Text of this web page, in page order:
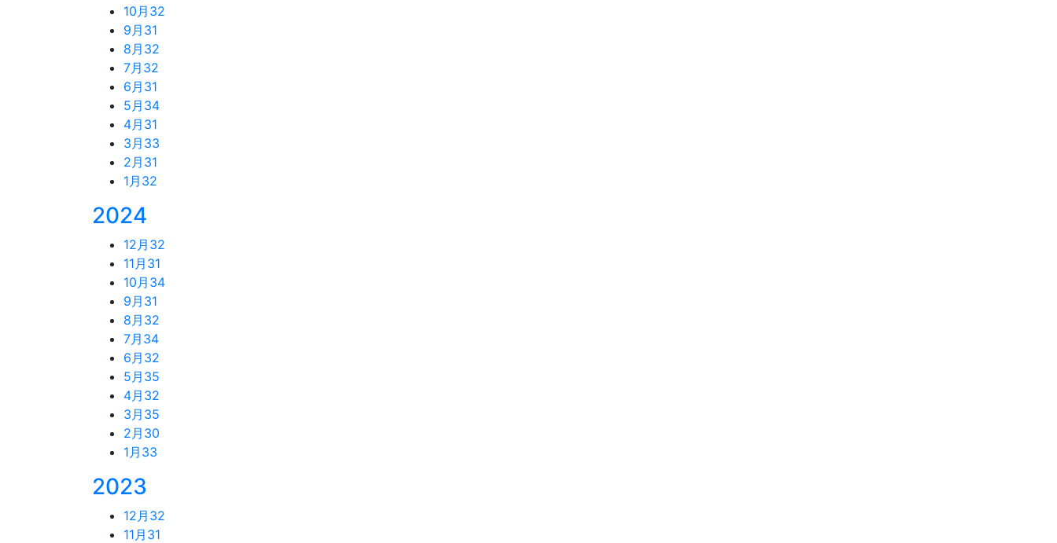
10月 32
9月 31
8月 32
7月 32
6月 31
5月 34
4月 31
3月 33
2月 31
1月 32
2024
12月 32
11月 31
10月 34
9月 31
8月 32
7月 34
6月 32
5月 35
4月 32
3月 35
2月 30
1月 33
2023
12月 32
11月 31